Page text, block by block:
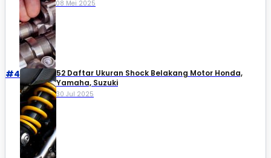
08 Mei 2025
#4
52 Daftar Ukuran Shock Belakang Motor Honda,
Yamaha, Suzuki​
30 Jul 2025